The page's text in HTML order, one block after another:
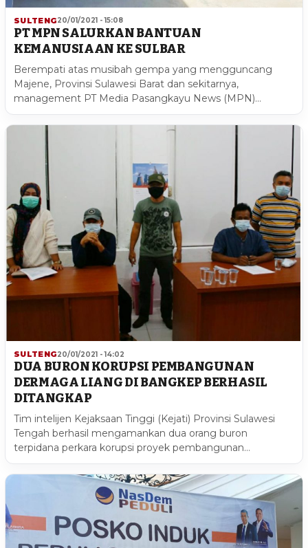
SULTENG20/01/2021 - 15:08
PT MPN SALURKAN BANTUAN
KEMANUSIAAN KE SULBAR
Berempati atas musibah gempa yang mengguncang
Majene, Provinsi Sulawesi Barat dan sekitarnya,
management PT Media Pasangkayu News (MPN)…
SULTENG20/01/2021 - 14:02
DUA BURON KORUPSI PEMBANGUNAN
DERMAGA LIANG DI BANGKEP BERHASIL
DITANGKAP
Tim intelijen Kejaksaan Tinggi (Kejati) Provinsi Sulawesi
Tengah berhasil mengamankan dua orang buron
terpidana perkara korupsi proyek pembangunan…